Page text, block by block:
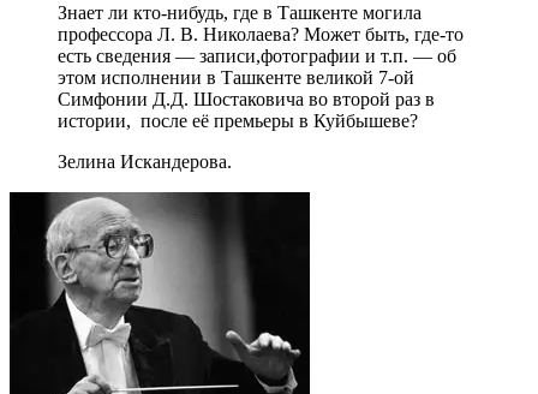
Знает ли кто-нибудь, где в Ташкенте могила
профессора Л. В. Николаева? Может быть, где-то
есть сведения — записи,фотографии и т.п. — об
этом исполнении в Ташкенте великой 7-ой
Симфонии Д.Д. Шостаковича во второй раз в
истории, после её премьеры в Куйбышеве?
Зелина Искандерова.